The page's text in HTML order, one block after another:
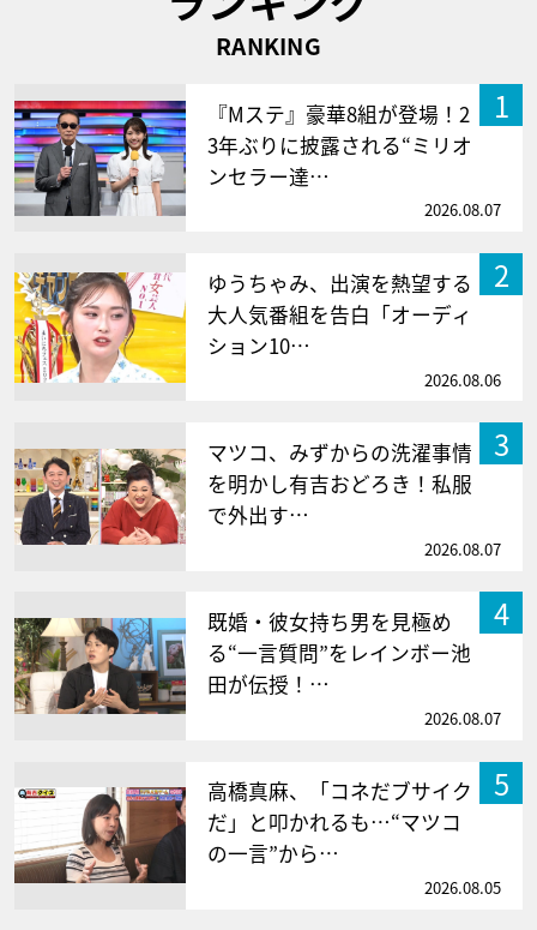
RANKING
1
『Mステ』豪華8組が登場！2
3年ぶりに披露される“ミリオ
ンセラー達…
2026.08.07
2
ゆうちゃみ、出演を熱望する
大人気番組を告白「オーディ
ション10…
2026.08.06
3
マツコ、みずからの洗濯事情
を明かし有吉おどろき！私服
で外出す…
2026.08.07
4
既婚・彼女持ち男を見極め
る“一言質問”をレインボー池
田が伝授！…
2026.08.07
5
高橋真麻、「コネだブサイク
だ」と叩かれるも…“マツコ
の一言”から…
2026.08.05